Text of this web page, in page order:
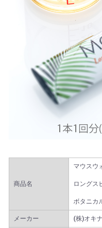
商品名
マウスウ
ロングス
ボタニカ
メーカー (株)オキナ